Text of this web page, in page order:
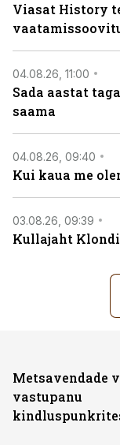
Viasat History
04.08.26, 11:00
Sada aastat
saama
04.08.26, 09:40
Kui kaua me
03.08.26, 09:39
Kullajaht
Metsavendade
vastupanu